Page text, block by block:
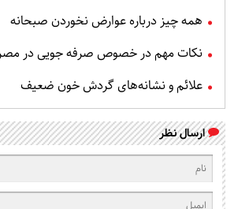
همه چیز درباره عوارض نخوردن صبحانه
نکات مهم در خصوص صرفه جویی در
علائم و نشانه‌های گردش خون ضعیف
ارسال نظر